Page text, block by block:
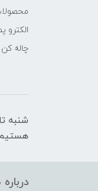
الکترو
چاله
درباره